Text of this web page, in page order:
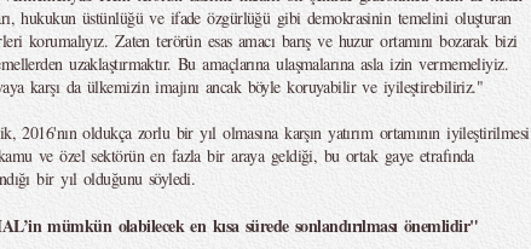
hukukun üstünlüğü ve ifade özgürlüğü gibi demokrasinin temelini oluşturan
korumalıyız. Zaten terörün esas amacı barış ve huzur ortamını bozarak bizi
uzaklaştırmaktır. Bu amaçlarına ulaşmalarına asla izin vermemeliyiz.
karşı da ülkemizin imajını ancak böyle koruyabilir ve iyileştirebiliriz."
2016'nın oldukça zorlu bir yıl olmasına karşın yatırım ortamının iyileştirilmesi
ve özel sektörün en fazla bir araya geldiği, bu ortak gaye etrafında
bir yıl olduğunu söyledi.
mümkün olabilecek en kısa sürede sonlandırılması önemlidir"